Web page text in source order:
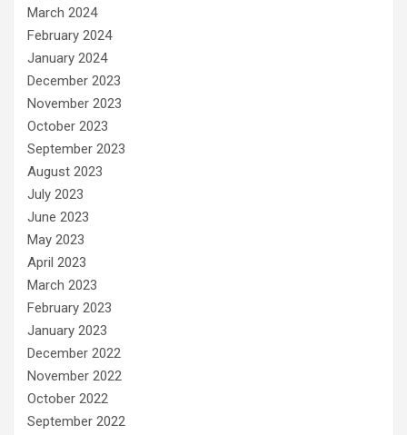
March 2024
February 2024
January 2024
December 2023
November 2023
October 2023
September 2023
August 2023
July 2023
June 2023
May 2023
April 2023
March 2023
February 2023
January 2023
December 2022
November 2022
October 2022
September 2022